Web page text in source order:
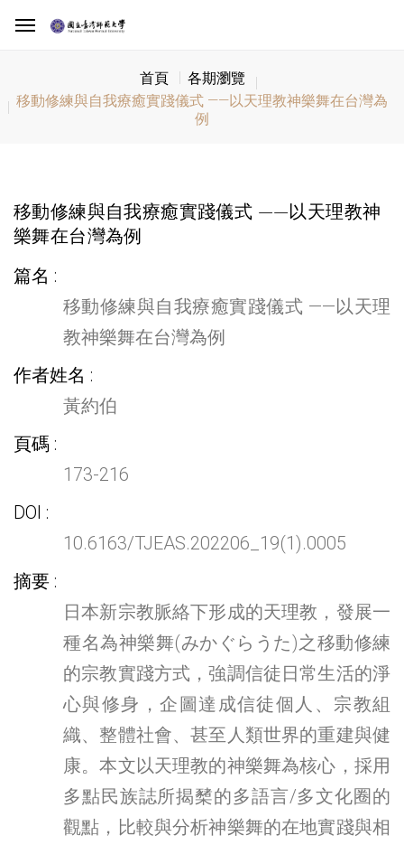
首頁
各期瀏覽
移動修練與自我療癒實踐儀式 ——以天理教神樂舞在台灣為
例
移動修練與自我療癒實踐儀式 ——以天理教神
樂舞在台灣為例
篇名
移動修練與自我療癒實踐儀式 ——以天理
教神樂舞在台灣為例
作者姓名
黃約伯
頁碼
173-216
DOI
10.6163/TJEAS.202206_19(1).0005
摘要
日本新宗教脈絡下形成的天理教，發展一
種名為神樂舞(みかぐらうた)之移動修練
的宗教實踐方式，強調信徒日常生活的淨
心與修身，企圖達成信徒個人、宗教組
織、整體社會、甚至人類世界的重建與健
康。本文以天理教的神樂舞為核心，採用
多點民族誌所揭櫫的多語言/多文化圈的
觀點，比較與分析神樂舞的在地實踐與相